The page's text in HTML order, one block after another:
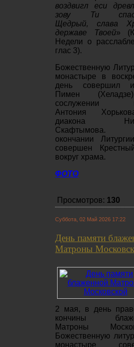
воздвигл еси
зову Ти
Щедрый, слава
державе Твоей»
Недели о
глас 3).
Божественную
монастыре в
день совершил
Пимен
сослужении
Антония
диакона
окончании
совершен
вокруг храма.
ФОТО
Просмотров: 130
Суббота, 02 Май 2026 17:22
День памяти
Матроны
2 мая, в день
кончины
Матроны
Божественную
монастыре